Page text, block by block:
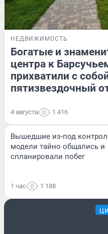
НЕДВИЖИМОСТЬ
Богатые и
центра к
прихватили с
пятизвездочный
4 августа 1 416
Вышедшие из-под
модели тайно общались и
спланировали побег
1 час 1 188